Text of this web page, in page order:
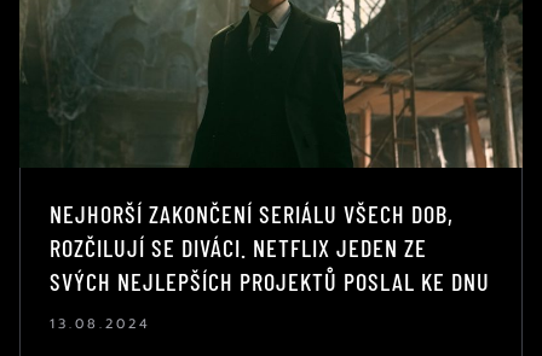
NEJHORŠÍ ZAKONČENÍ SERIÁLU VŠECH DOB,
ROZČILUJÍ SE DIVÁCI. NETFLIX JEDEN ZE
SVÝCH NEJLEPŠÍCH PROJEKTŮ POSLAL KE DNU
13.08.2024